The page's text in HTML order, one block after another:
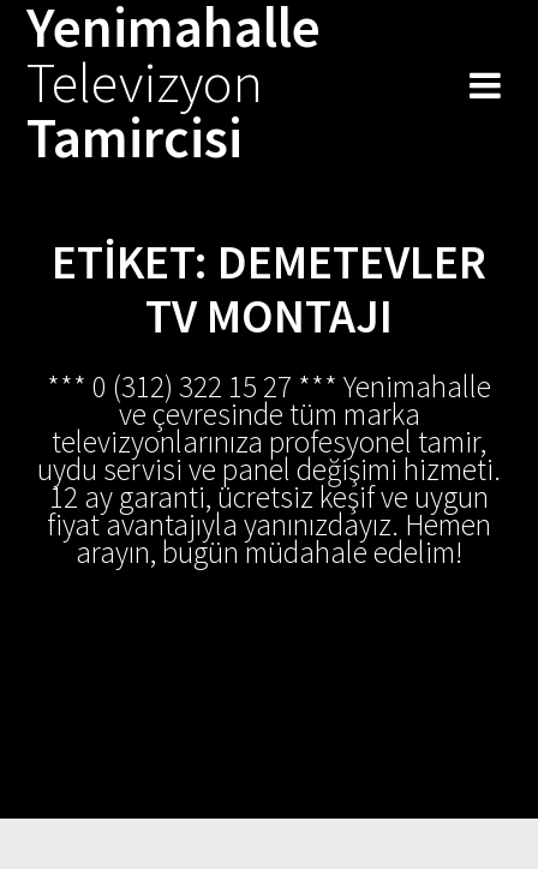
Skip
to
Yenimahalle
Televizyon
Tamircisi
ETIKET: DEMETEVLER
TV MONTAJI
*** 0 (312) 322 15 27 *** Yenimahalle
ve çevresinde tüm marka
televizyonlarınıza profesyonel tamir,
uydu servisi ve panel değişimi hizmeti.
12 ay garanti, ücretsiz keşif ve uygun
fiyat avantajıyla yanınızdayız. Hemen
arayın, bugün müdahale edelim!